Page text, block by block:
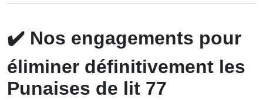
✔️ Nos engagements pour
éliminer définitivement les
Punaises de lit 77